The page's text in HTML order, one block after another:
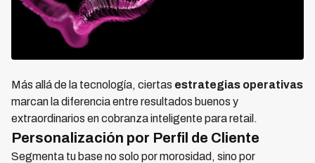
Más allá de la tecnología, ciertas estrategias operativas
marcan la diferencia entre resultados buenos y
extraordinarios en cobranza inteligente para retail.
Personalización por Perfil de Cliente
Segmenta tu base no solo por morosidad, sino por